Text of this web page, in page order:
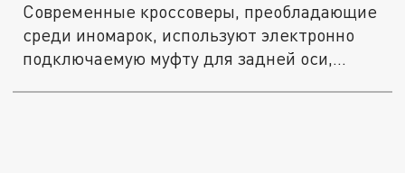
Современные кроссоверы, преобладающие
среди иномарок, используют электронно
подключаемую муфту для задней оси,...